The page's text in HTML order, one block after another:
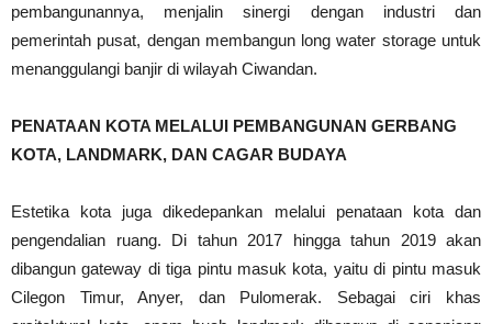
pembangunannya, menjalin sinergi dengan industri dan
pemerintah pusat, dengan membangun long water storage untuk
menanggulangi banjir di wilayah Ciwandan.
PENATAAN KOTA MELALUI PEMBANGUNAN GERBANG
KOTA, LANDMARK, DAN CAGAR BUDAYA
Estetika kota juga dikedepankan melalui penataan kota dan
pengendalian ruang. Di tahun 2017 hingga tahun 2019 akan
dibangun gateway di tiga pintu masuk kota, yaitu di pintu masuk
Cilegon Timur, Anyer, dan Pulomerak. Sebagai ciri khas